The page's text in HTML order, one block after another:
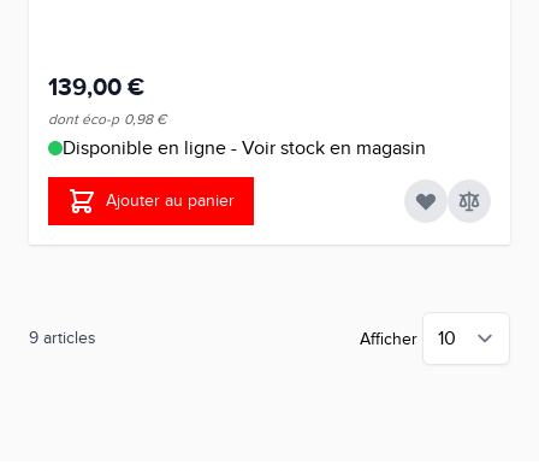
139,00 €
dont éco-p 0,98 €
Disponible en ligne - Voir stock en magasin
Ajouter au panier
9 articles Afficher